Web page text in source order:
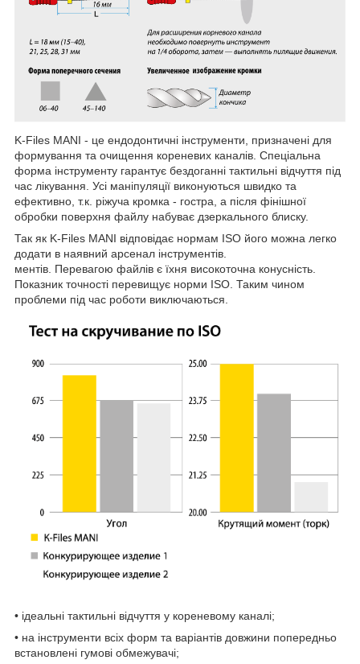
K-Files MANI - це ендодонтичні інструменти, призначені для
формування та очищення кореневих каналів. Спеціальна
форма інструменту гарантує бездоганні тактильні відчуття під
час лікування. Усі маніпуляції виконуються швидко та
ефективно, т.к. ріжуча кромка - гостра, а після фінішної
обробки поверхня файлу набуває дзеркального блиску.
Так як K-Files MANI відповідає нормам ISO його можна легко
додати в наявний арсенал інструментів.
ментів. Перевагою файлів є їхня високоточна конусність.
Показник точності перевищує норми ISO. Таким чином
проблеми під час роботи виключаються.
• ідеальні тактильні відчуття у кореневому каналі;
• на інструменти всіх форм та варіантів довжини попередньо
встановлені гумові обмежувачі;